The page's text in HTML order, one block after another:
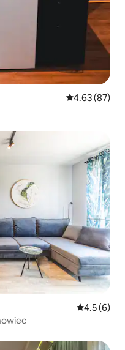
Calificación
4.63 (87)
4.5 (6)